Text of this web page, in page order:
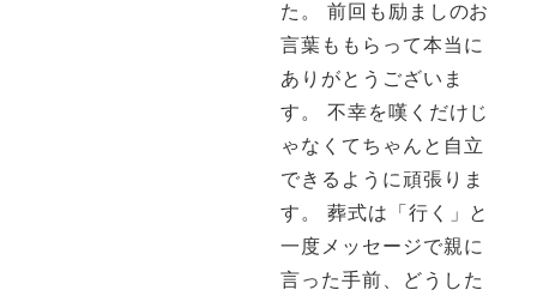
た。 前回も励ましのお
言葉ももらって本当に
ありがとうございま
す。 不幸を嘆くだけじ
ゃなくてちゃんと自立
できるように頑張りま
す。 葬式は「行く」と
一度メッセージで親に
言った手前、どうした